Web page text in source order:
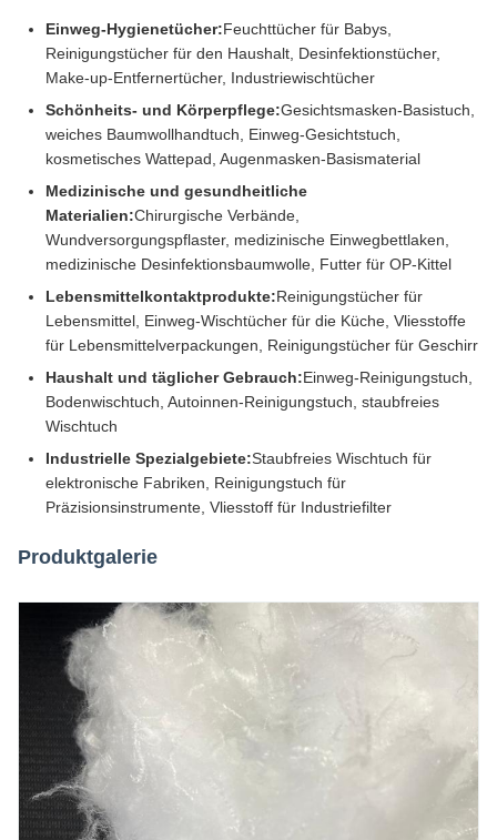
Einweg-Hygienetücher:Feuchttücher für Babys,
Reinigungstücher für den Haushalt, Desinfektionstücher,
Make-up-Entfernertücher, Industriewischtücher
Schönheits- und Körperpflege:Gesichtsmasken-Basistuch,
weiches Baumwollhandtuch, Einweg-Gesichtstuch,
kosmetisches Wattepad, Augenmasken-Basismaterial
Medizinische und gesundheitliche
Materialien:Chirurgische Verbände,
Wundversorgungspflaster, medizinische Einwegbettlaken,
medizinische Desinfektionsbaumwolle, Futter für OP-Kittel
Lebensmittelkontaktprodukte:Reinigungstücher für
Lebensmittel, Einweg-Wischtücher für die Küche, Vliesstoffe
für Lebensmittelverpackungen, Reinigungstücher für Geschirr
Haushalt und täglicher Gebrauch:Einweg-Reinigungstuch,
Bodenwischtuch, Autoinnen-Reinigungstuch, staubfreies
Wischtuch
Industrielle Spezialgebiete:Staubfreies Wischtuch für
elektronische Fabriken, Reinigungstuch für
Präzisionsinstrumente, Vliesstoff für Industriefilter
Produktgalerie